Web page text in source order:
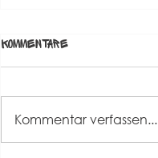
Kommentare
Kommentar verfassen...